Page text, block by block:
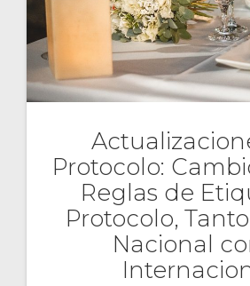
Protocolo:
Reglas de
Protocolo,
Nacional